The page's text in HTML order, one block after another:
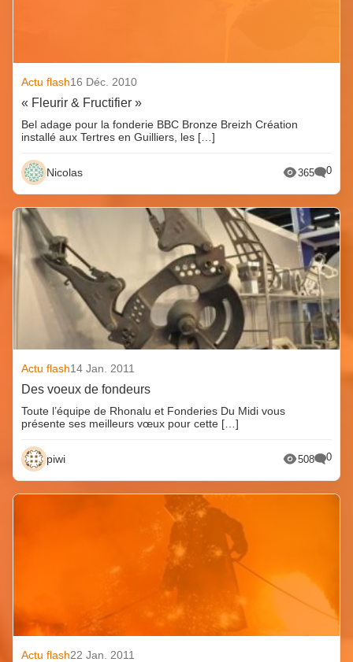
Actu flash16 Déc. 2010
« Fleurir & Fructifier »
Bel adage pour la fonderie BBC Bronze Breizh Création
installé aux Tertres en Guilliers, les […]
Nicolas 365 0
Actu flash14 Jan. 2011
Des voeux de fondeurs
Toute l’équipe de Rhonalu et Fonderies Du Midi vous
présente ses meilleurs vœux pour cette […]
piwi 508 0
Actu flash22 Jan. 2011